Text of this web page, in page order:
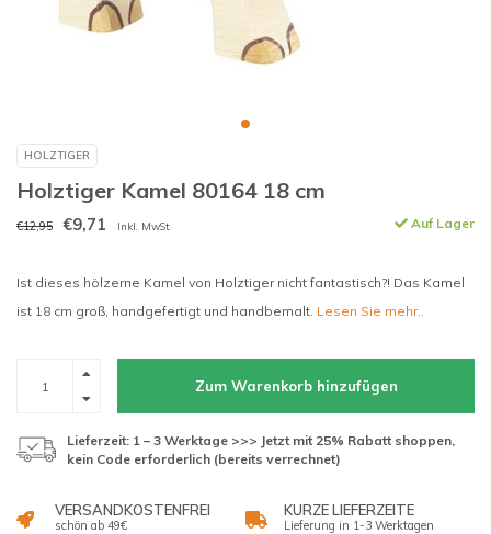
HOLZTIGER
Holztiger Kamel 80164 18 cm
€12,95 €9,71 Inkl. MwSt. Auf Lager
Ist dieses hölzerne Kamel von Holztiger nicht fantastisch?! Das Kamel
ist 18 cm groß, handgefertigt und handbemalt. Lesen Sie mehr..
Zum Warenkorb hinzufügen
Lieferzeit: 1 – 3 Werktage >>> Jetzt mit 25% Rabatt shoppen,
kein Code erforderlich (bereits verrechnet)
VERSANDKOSTENFREI
schön ab 49€
KURZE LIEFERZEITE
Lieferung in 1-3 Werktagen